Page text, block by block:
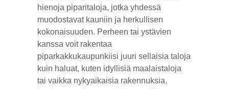
hienoja piparitaloja, jotka yhdessä
muodostavat kauniin ja herkullisen
kokonaisuuden. Perheen tai ystävien
kanssa voit rakentaa
piparkakkukaupunkiisi juuri sellaisia taloja
kuin haluat, kuten idyllisiä maalaistaloja
tai vaikka nykyaikaisia rakennuksia.